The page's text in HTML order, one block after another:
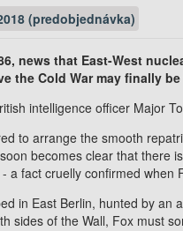
(predobjednávka)
news that East-West
the Cold War may finally
intelligence officer Major
to arrange the smooth
becomes clear that there
a fact cruelly confirmed when
in East Berlin, hunted by an
sides of the Wall, Fox must